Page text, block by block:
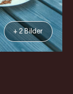
+ 2 Bilder